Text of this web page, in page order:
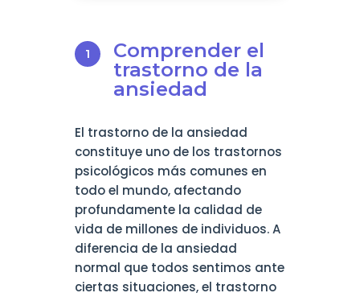
Comprender el
trastorno de la
ansiedad
El trastorno de la ansiedad
constituye uno de los trastornos
psicológicos más comunes en
todo el mundo, afectando
profundamente la calidad de
vida de millones de individuos. A
diferencia de la ansiedad
normal que todos sentimos ante
ciertas situaciones, el trastorno